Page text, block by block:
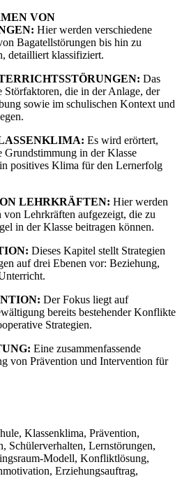
VON
Hier werden verschiedene
Bagatellstörungen bis hin zu
detailliert klassifiziert.
Das
die in der Anlage, der
sowie im schulischen Kontext und
Es wird erörtert,
in der Klasse
positives Klima für den Lernerfolg
LEHRKRÄFTEN: Hier werden
Lehrkräften aufgezeigt, die zu
in der Klasse beitragen können.
Dieses Kapitel stellt Strategien
auf drei Ebenen vor: Beziehung,
Der Fokus liegt auf
bereits bestehender Konflikte
Strategien.
Eine zusammenfassende
von Prävention und Intervention für
Klassenklima, Prävention,
Schülerverhalten, Lernstörungen,
Modell, Konfliktlösung,
Erziehungsauftrag,